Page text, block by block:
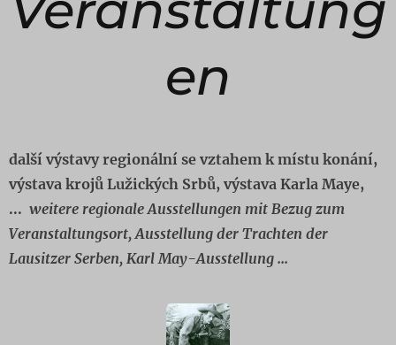
en
další výstavy regionální se vztahem k místu konání,
výstava krojů Lužických Srbů, výstava Karla Maye,
... weitere regionale Ausstellungen mit Bezug zum
Veranstaltungsort, Ausstellung der Trachten der
Lausitzer Serben, Karl May-Ausstellung ...